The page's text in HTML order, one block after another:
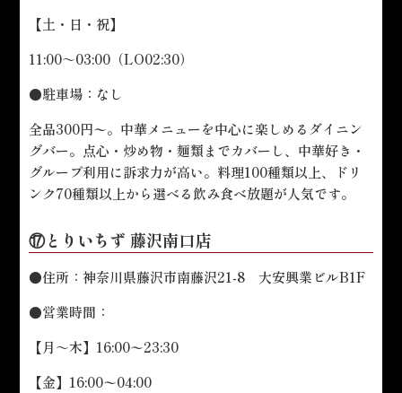
【土・日・祝】
11:00～03:00（LO02:30）
●駐車場：なし
全品300円〜。中華メニューを中心に楽しめるダイニン
グバー。点心・炒め物・麺類までカバーし、中華好き・
グループ利用に訴求力が高い。料理100種類以上、ドリ
ンク70種類以上から選べる飲み食べ放題が人気です。
⑰とりいちず 藤沢南口店
●住所：神奈川県藤沢市南藤沢21-8 大安興業ビルB1F
●営業時間：
【月～木】16:00〜23:30
【金】16:00〜04:00